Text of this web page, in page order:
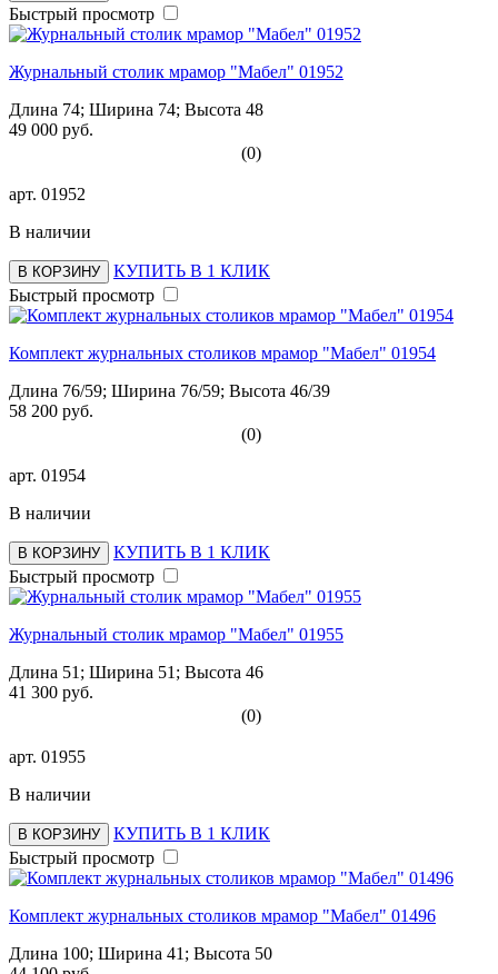
Быстрый просмотр
Журнальный столик мрамор "Мабел" 01952
Длина 74; Ширина 74; Высота 48
49 000 руб.
(0)
арт. 01952
В наличии
В КОРЗИНУ
КУПИТЬ В 1 КЛИК
Быстрый просмотр
Комплект журнальных столиков мрамор "Мабел" 01954
Длина 76/59; Ширина 76/59; Высота 46/39
58 200 руб.
(0)
арт. 01954
В наличии
В КОРЗИНУ
КУПИТЬ В 1 КЛИК
Быстрый просмотр
Журнальный столик мрамор "Мабел" 01955
Длина 51; Ширина 51; Высота 46
41 300 руб.
(0)
арт. 01955
В наличии
В КОРЗИНУ
КУПИТЬ В 1 КЛИК
Быстрый просмотр
Комплект журнальных столиков мрамор "Мабел" 01496
Длина 100; Ширина 41; Высота 50